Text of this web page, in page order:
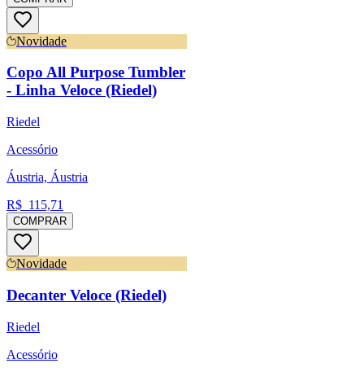
Novidade
Copo All Purpose Tumbler
- Linha Veloce (Riedel)
Riedel
Acessório
Áustria, Áustria
R$ 115,71
COMPRAR
Novidade
Decanter Veloce (Riedel)
Riedel
Acessório